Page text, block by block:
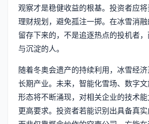
观察才是稳健收益的根基。投资者应
理财规划，避免孤注一掷。在冰雪消
留存下来的，不是追逐热点的投机者
与沉淀的人。
随着冬奥会遗产的持续利用，冰雪经
长期产业。未来，智能化雪场、数字
形态将不断涌现，对相关企业的技术
更高要求。投资者若能识别出具备真实